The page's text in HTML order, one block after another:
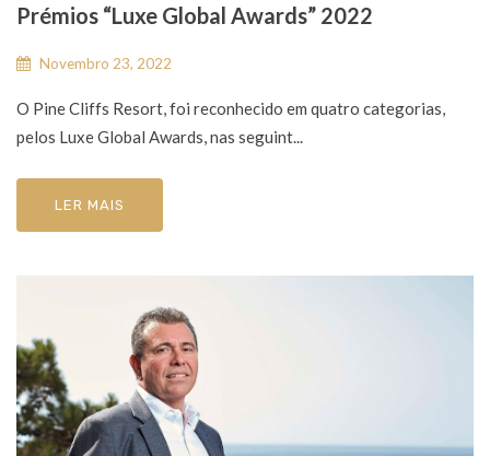
Prémios “Luxe Global Awards” 2022
Novembro 23, 2022
O Pine Cliffs Resort, foi reconhecido em quatro categorias,
pelos Luxe Global Awards, nas seguint...
LER MAIS